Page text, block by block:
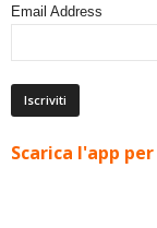
Email Address
Scarica l'app